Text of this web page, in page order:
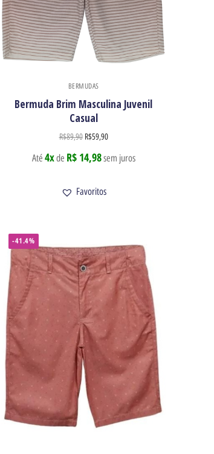
BERMUDAS
Bermuda Brim Masculina Juvenil
Casual
R$89,90 R$59,90
Até 4xde R$ 14,98sem juros
Favoritos
-41.4%